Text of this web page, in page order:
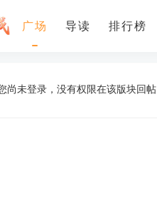
广场 导读 排行榜
尚未登录，没有权限在该版块回帖